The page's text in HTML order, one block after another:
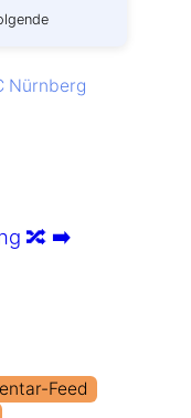
Nürnberg
🔀 ➡️
Feed